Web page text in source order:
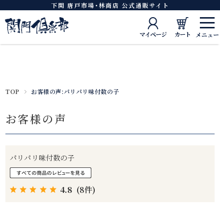
下関 唐戸市場･林商店 公式通販サイト
マイページ カート
TOP お客様の声:パリパリ味付数の子
お客様の声
パリパリ味付数の子
4.8 (8件)